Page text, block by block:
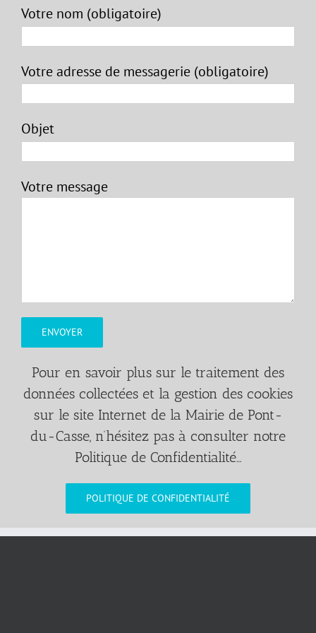
Votre nom (obligatoire)
Votre adresse de messagerie (obligatoire)
Objet
Votre message
Pour en savoir plus sur le traitement des
données collectées et la gestion des cookies
sur le site Internet de la Mairie de Pont-
du-Casse, n’hésitez pas à consulter notre
Politique de Confidentialité…
POLITIQUE DE CONFIDENTIALITÉ